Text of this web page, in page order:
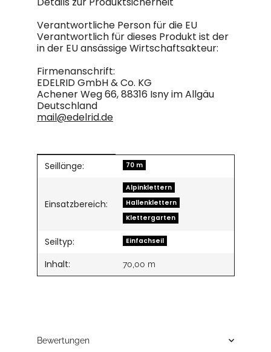
Verantwortliche Person für die EU
Verantwortlich für dieses Produkt ist der
in der EU ansässige Wirtschaftsakteur:
Firmenanschrift:
EDELRID GmbH & Co. KG
Achener Weg 66, 88316 Isny im Allgäu
Deutschland
mail@edelrid.de
Produkteigenschaft
Wert
Seillänge: 70 m
Einsatzbereich:
Alpinklettern
Hallenklettern
Klettergarten
Seiltyp: Einfachseil
Inhalt: 70,00 m
Bewertungen